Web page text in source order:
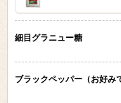
細目グラニュー糖
ブラックペッパー（お好み